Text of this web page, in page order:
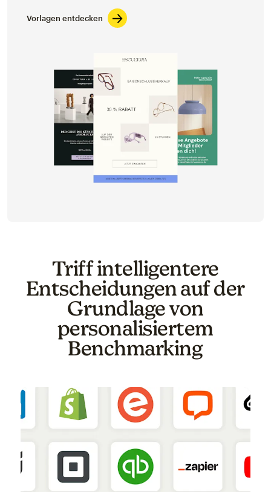
Vorlagen entdecken
Triff intelligentere
Entscheidungen auf der
Grundlage von
personalisiertem
Benchmarking